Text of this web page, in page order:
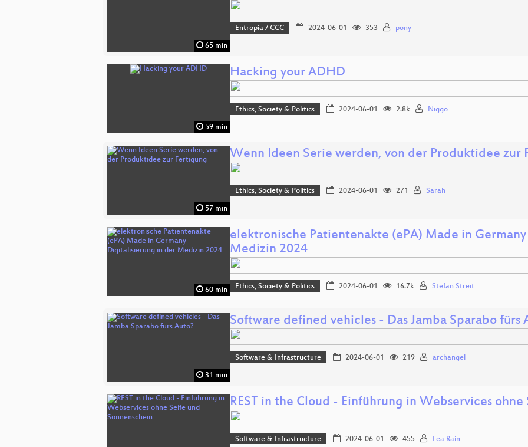
65 min
Entropia / CCC 2024-06-01 353 pony
59 min
Hacking your ADHD
Ethics, Society & Politics 2024-06-01 2.8k Niggo
57 min
Wenn Ideen Serie werden, von der Produktidee zur
Ethics, Society & Politics 2024-06-01 271 Sarah
60 min
elektronische Patientenakte (ePA) Made in
Medizin 2024
Ethics, Society & Politics 2024-06-01 16.7k Stefan Streit
31 min
Software defined vehicles - Das Jamba Sparabo fürs
Software & Infrastructure 2024-06-01 219 archangel
REST in the Cloud - Einführung in Webservices
Software & Infrastructure 2024-06-01 455 Lea Rain